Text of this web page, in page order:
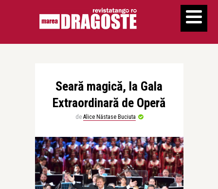
Seară magică, la Gala
Extraordinară de Operă
de Alice Năstase Buciuta